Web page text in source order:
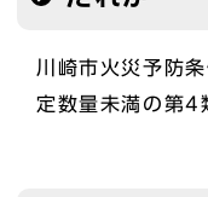
川崎市火災予防
定数量未満の第4